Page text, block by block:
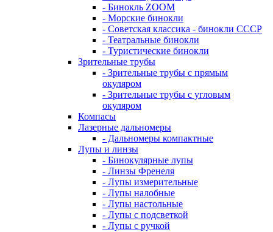
- Бинокль ZOOM
- Морские бинокли
- Советская классика - бинокли СССР
- Театральные бинокли
- Туристические бинокли
Зрительные трубы
- Зрительные трубы с прямым
окуляром
- Зрительные трубы с угловым
окуляром
Компасы
Лазерные дальномеры
- Дальномеры компактные
Лупы и линзы
- Бинокулярные лупы
- Линзы Френеля
- Лупы измерительные
- Лупы налобные
- Лупы настольные
- Лупы с подсветкой
- Лупы с ручкой